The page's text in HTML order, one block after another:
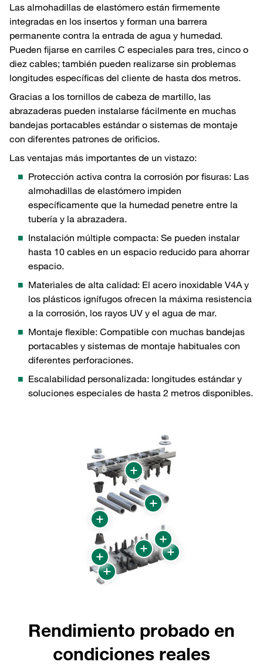
Las almohadillas de elastómero están firmemente
integradas en los insertos y forman una barrera
permanente contra la entrada de agua y humedad.
Pueden fijarse en carriles C especiales para tres, cinco o
diez cables; también pueden realizarse sin problemas
longitudes específicas del cliente de hasta dos metros.
Gracias a los tornillos de cabeza de martillo, las
abrazaderas pueden instalarse fácilmente en muchas
bandejas portacables estándar o sistemas de montaje
con diferentes patrones de orificios.
Las ventajas más importantes de un vistazo:
Protección activa contra la corrosión por fisuras: Las
almohadillas de elastómero impiden
específicamente que la humedad penetre entre la
tubería y la abrazadera.
Instalación múltiple compacta: Se pueden instalar
hasta 10 cables en un espacio reducido para ahorrar
espacio.
Materiales de alta calidad: El acero inoxidable V4A y
los plásticos ignífugos ofrecen la máxima resistencia
a la corrosión, los rayos UV y el agua de mar.
Montaje flexible: Compatible con muchas bandejas
portacables y sistemas de montaje habituales con
diferentes perforaciones.
Escalabilidad personalizada: longitudes estándar y
soluciones especiales de hasta 2 metros disponibles.
Rendimiento probado en
condiciones reales